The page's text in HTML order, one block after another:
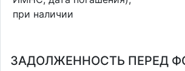
при наличии
ЗАДОЛЖЕННОСТЬ ПЕРЕД